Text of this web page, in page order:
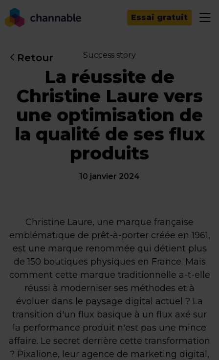
Essai gratuit
Retour Success story
La réussite de
Christine Laure vers
une optimisation de
la qualité de ses flux
produits
10 janvier 2024
Christine Laure, une marque française
emblématique de prêt-à-porter créée en 1961,
est une marque renommée qui détient plus
de 150 boutiques physiques en France. Mais
comment cette marque traditionnelle a-t-elle
réussi à moderniser ses méthodes et à
évoluer dans le paysage digital actuel ? La
transition d'un flux basique à un flux axé sur
la performance produit n'est pas une mince
affaire. Le secret derrière cette transformation
? Pixalione, leur agence de marketing digital,